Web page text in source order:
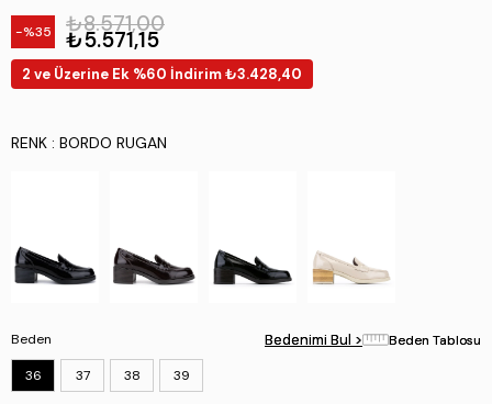
35 ₺8.571,00
₺5.571,15
2 ve Üzerine Ek %60 İndirim ₺3.428,40
RENK : BORDO RUGAN
Beden
36 37 38 39
Bedenimi Bul > Beden Tablosu
Bedenimi Bul > Beden Tablosu